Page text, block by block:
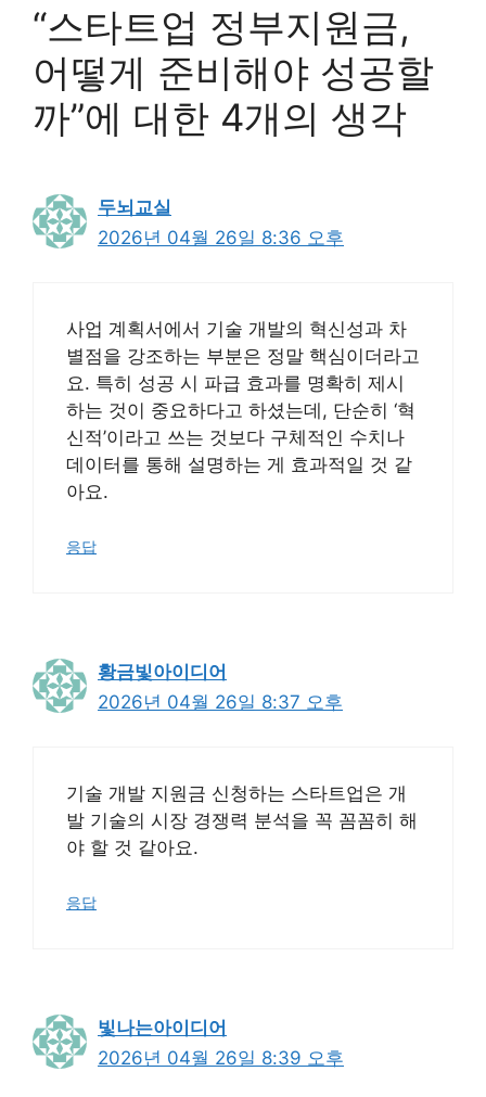
“스타트업 정부지원금,
어떻게 준비해야 성공할
까”에 대한 4개의 생각
두뇌교실
2026년 04월 26일 8:36 오후
사업 계획서에서 기술 개발의 혁신성과 차
별점을 강조하는 부분은 정말 핵심이더라고
요. 특히 성공 시 파급 효과를 명확히 제시
하는 것이 중요하다고 하셨는데, 단순히 ‘혁
신적’이라고 쓰는 것보다 구체적인 수치나
데이터를 통해 설명하는 게 효과적일 것 같
아요.
응답
황금빛아이디어
2026년 04월 26일 8:37 오후
기술 개발 지원금 신청하는 스타트업은 개
발 기술의 시장 경쟁력 분석을 꼭 꼼꼼히 해
야 할 것 같아요.
응답
빛나는아이디어
2026년 04월 26일 8:39 오후